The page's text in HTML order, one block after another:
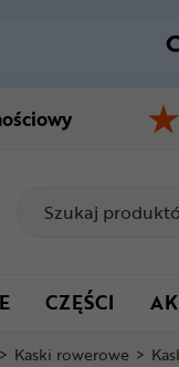
CZĘŚCI
> Kaski rowerowe >